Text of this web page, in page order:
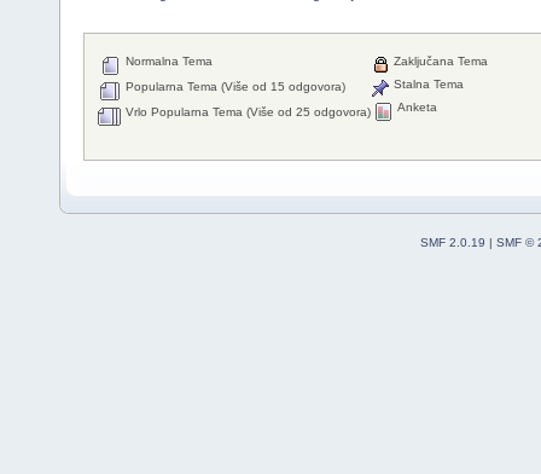
Normalna Tema
Popularna Tema (Više od 15 odgovora)
Vrlo Popularna Tema (Više od 25 odgovora)
Zaključana Tema
Stalna Tema
Anketa
SMF 2.0.19 | SMF ©